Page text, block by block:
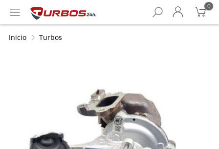
0
Inicio Turbos